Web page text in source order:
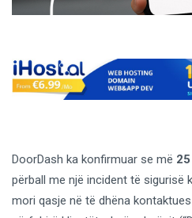
DoorDash ka konfirmuar se më
përball me një incident të sigurisë
mori qasje në të dhëna